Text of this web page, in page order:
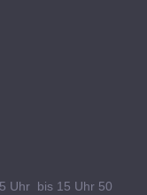
Uhr bis 15 Uhr 50